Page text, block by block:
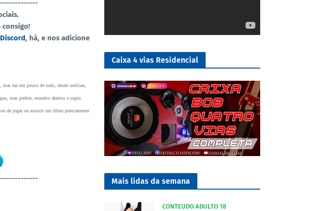
, há, e nos adicione
faz um pouco de tudo, desde notícias,
mas prefere, mundos abertos e jogos
de jogar ou assistir um filme praticamente
Caixa 4 vias Residencial
Mais lidas da semana
CONTEUDO ADULTO 18